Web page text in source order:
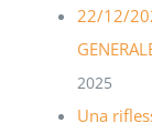
22/12/
2025
Una